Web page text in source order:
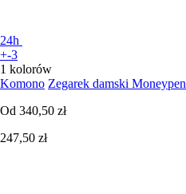
24h
+-3
1 kolorów
Komono Zegarek damski
Od 340,50 zł
247,50 zł